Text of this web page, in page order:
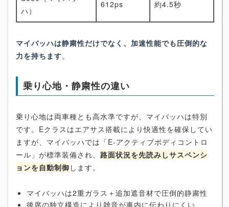
ハ）
612ps 約4.5秒
マイバッハは静粛性だけでなく、加速性能でも圧倒的な
力を持ちます。
乗り心地・静粛性の違い
乗り心地は両車種とも高水準ですが、マイバッハは特別
です。Eクラスはエアサス搭載により快適性を確保してい
ますが、マイバッハでは「E-アクティブボディコントロ
ール」が標準装備され、 路面状況を先読みしサスペンシ
ョンを自動制御 します。
マイバッハは2重ガラス＋追加遮音材で圧倒的静粛性
後席の独立構造により雑音が車内に伝わりにくい